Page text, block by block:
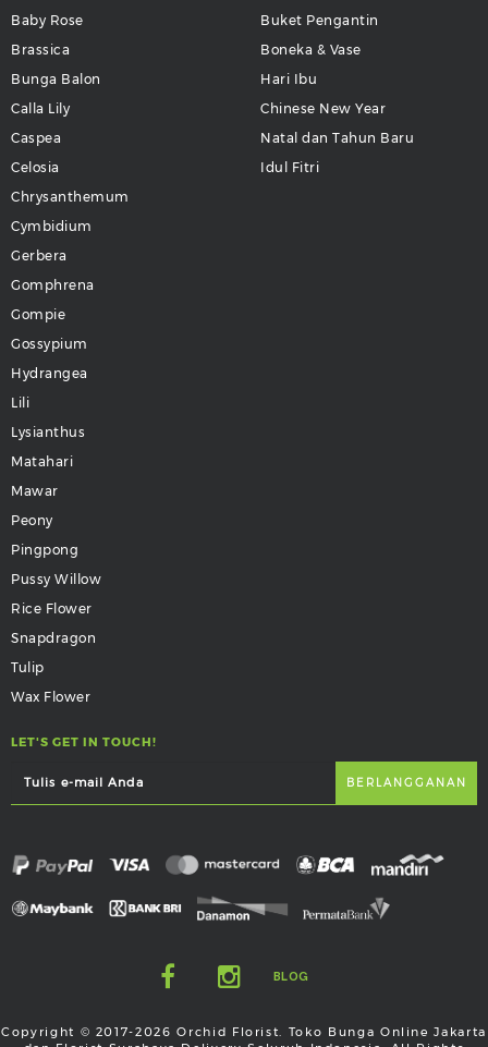
Baby Rose
Brassica
Bunga Balon
Calla Lily
Caspea
Celosia
Chrysanthemum
Cymbidium
Gerbera
Gomphrena
Gompie
Gossypium
Hydrangea
Lili
Lysianthus
Matahari
Mawar
Peony
Pingpong
Pussy Willow
Rice Flower
Snapdragon
Tulip
Wax Flower
Buket Pengantin
Boneka & Vase
Hari Ibu
Chinese New Year
Natal dan Tahun Baru
Idul Fitri
LET'S GET IN TOUCH!
BLOG
Copyright © 2017-2026 Orchid Florist. Toko Bunga Online Jakarta